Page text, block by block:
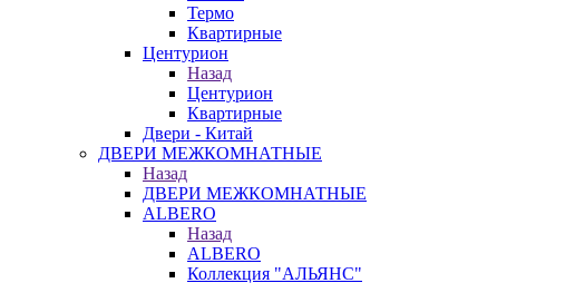
Термо
Квартирные
Центурион
Назад
Центурион
Квартирные
Двери - Китай
ДВЕРИ МЕЖКОМНАТНЫЕ
Назад
ДВЕРИ МЕЖКОМНАТНЫЕ
ALBERO
Назад
ALBERO
Коллекция "АЛЬЯНС"